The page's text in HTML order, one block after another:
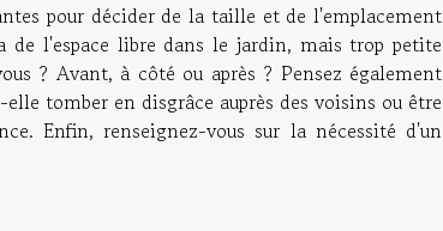
pour décider de la taille et de l'emplacement
l'espace libre dans le jardin, mais trop petite
? Avant, à côté ou après ? Pensez également
tomber en disgrâce auprès des voisins ou être
Enfin, renseignez-vous sur la nécessité d'un